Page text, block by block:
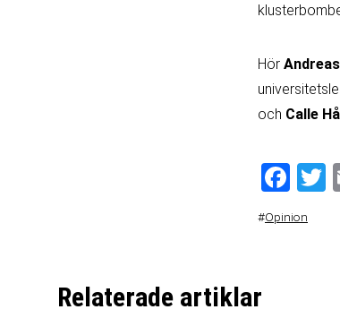
Hör
och Calle
#Opinion
Relaterade artiklar